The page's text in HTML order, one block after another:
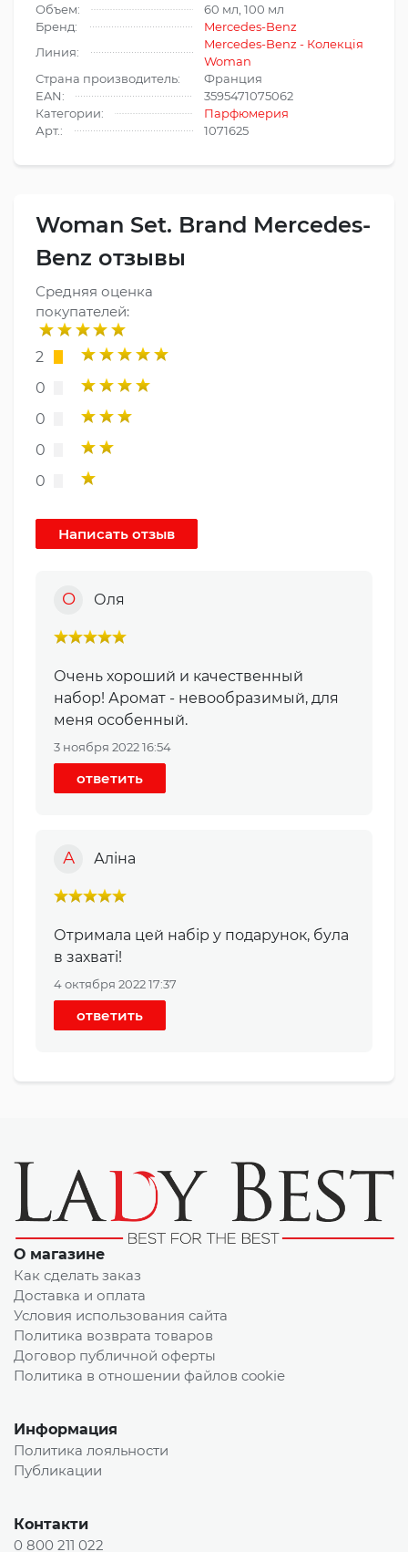
Объем:
60 мл, 100 мл
Бренд:
Mercedes-Benz
Линия:
Mercedes-Benz - Колекція
Woman
Страна производитель:
Франция
EAN:
3595471075062
Категории:
Парфюмерия
Арт.:
1071625
Woman Set. Brand Mercedes-
Benz отзывы
Средняя оценка
покупателей:
2
0
0
0
0
О Оля
Очень хороший и качественный
набор! Аромат - невообразимый, для
меня особенный.
3 ноября 2022 16:54
ответить
А Аліна
Отримала цей набір у подарунок, була
в захваті!
4 октября 2022 17:37
ответить
О магазине
Как сделать заказ
Доставка и оплата
Условия использования сайта
Политика возврата товаров
Договор публичной оферты
Политика в отношении файлов cookie
Информация
Политика лояльности
Публикации
Контакти
0 800 211 022